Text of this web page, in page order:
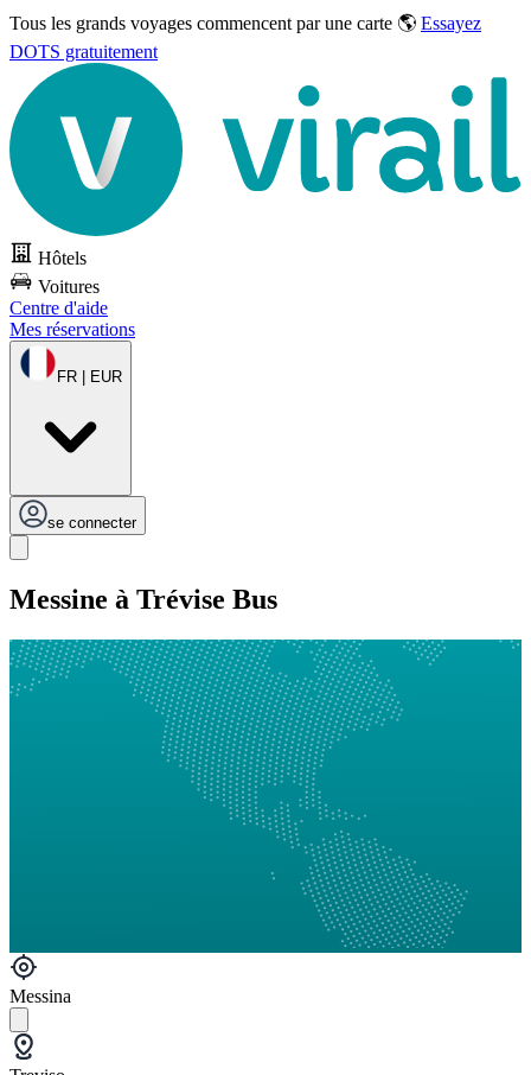
Tous les grands voyages commencent par une carte 🌎 Essayez
DOTS gratuitement
Hôtels
Voitures
Centre d'aide
Mes réservations
FR | EUR
se connecter
Messine à Trévise Bus
Messina